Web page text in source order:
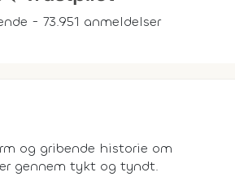
- 73.951 anmeldelser
og gribende historie om
gennem tykt og tyndt.